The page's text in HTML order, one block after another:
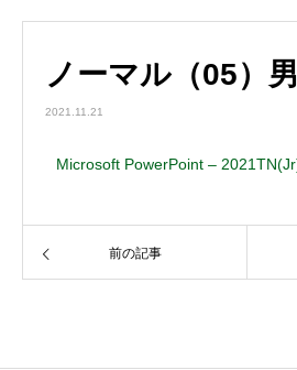
ノーマル（05）
2021.11.21
Microsoft PowerPoint –
前の記事